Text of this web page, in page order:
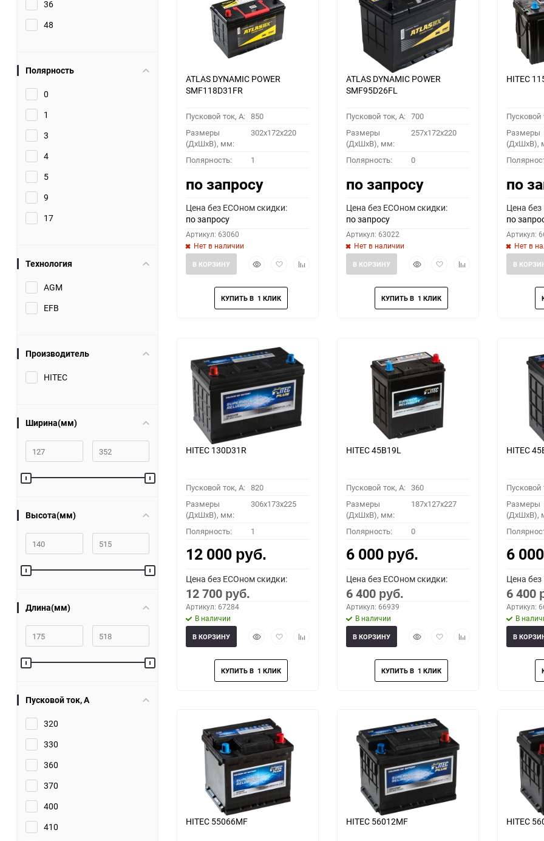
36
48
Полярность
0
1
3
4
5
9
17
Технология
AGM
EFB
Производитель
HITEC
Ширина(мм)
Высота(мм)
Длина(мм)
Пусковой ток, A
320
330
360
370
400
410
ATLAS DYNAMIC POWER
SMF118D31FR
Пусковой ток, A: 850
Размеры
(ДхШхВ), мм:
302x172x220
Полярность: 1
по запросу
Цена без ECOном скидки:
по запросу
Артикул: 63060
Нет в наличии
БыстрыйДобавить
избранное
Добавить
В КОРЗИНУ
ATLAS DYNAMIC POWER
SMF95D26FL
Пусковой ток, A: 700
Размеры
(ДхШхВ), мм:
257x172x220
Полярность: 0
по запросу
Цена без ECOном скидки:
по запросу
Артикул: 63022
Нет в наличии
БыстрыйДобавить
избранное
Добавить
В КОРЗИНУ
HITEC
Пусковой
Размеры
(ДхШхВ),
по
Цена
по
Артикул:
Нет в
В
HITEC 130D31R
Пусковой ток, A: 820
Размеры
(ДхШхВ), мм:
306x173x225
Полярность: 1
12 000 руб.
Цена без ECOном скидки:
12 700 руб.
Артикул: 67284
В наличии
БыстрыйДобавить
избранное
Добавить
В КОРЗИНУ
HITEC 45B19L
Пусковой ток, A: 360
Размеры
(ДхШхВ), мм:
187x127x227
Полярность: 0
6 000 руб.
Цена без ECOном скидки:
6 400 руб.
Артикул: 66939
В наличии
БыстрыйДобавить
избранное
Добавить
В КОРЗИНУ
HITEC
Пусковой
Размеры
(ДхШхВ),
6
Цена
6 400
Артикул:
В
В
HITEC 55066MF HITEC 56012MF HITEC